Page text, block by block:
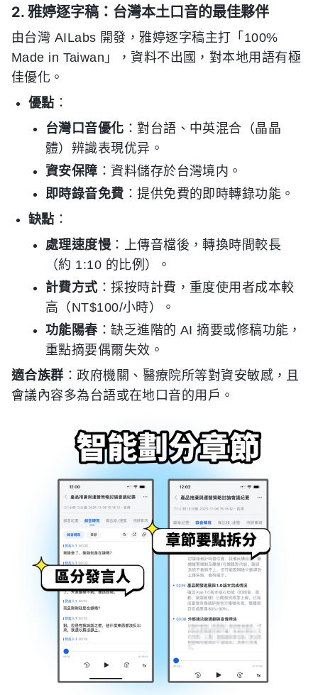
2. 雅婷逐字稿：台灣本土口音的最佳夥伴
由台灣 AILabs 開發，雅婷逐字稿主打「100%
Made in Taiwan」，資料不出國，對本地用語有極
佳優化。
優點 ：
台灣口音優化 ：對台語、中英混合（晶晶
體）辨識表現优异。
資安保障 ：資料儲存於台灣境内。
即時錄音免費 ：提供免費的即時轉錄功能。
缺點 ：
處理速度慢：上傳音檔後，轉換時間較長
（約 1:10 的比例）。
計費方式：採按時計費，重度使用者成本較
高（NT$100/小時）。
功能陽春：缺乏進階的 AI 摘要或修稿功能，
重點摘要偶爾失效。
適合族群 ：政府機關、醫療院所等對資安敏感，且
會議內容多為台語或在地口音的用戶。